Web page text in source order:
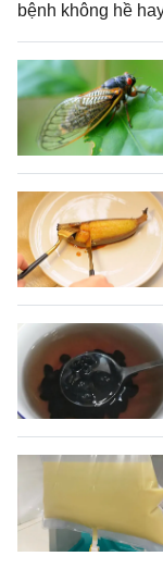
bệnh không hề